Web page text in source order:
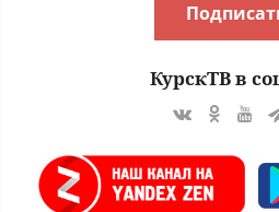
КурскТВ в